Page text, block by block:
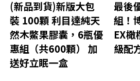
(新品到貨)新版大包
裝 100顆 利目達純天
然木鱉果膠囊，6瓶優
惠組（共600顆） 加
送好立眠一盒
最後
組！
EX橄
級配